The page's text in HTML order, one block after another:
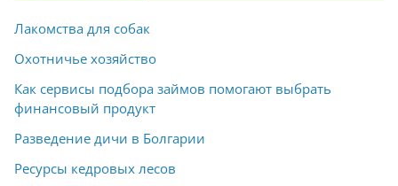
Лакомства для собак
Охотничье хозяйство
Как сервисы подбора займов помогают выбрать
финансовый продукт
Разведение дичи в Болгарии
Ресурсы кедровых лесов